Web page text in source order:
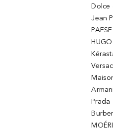
Dolce
Jean
PAESE
Prada